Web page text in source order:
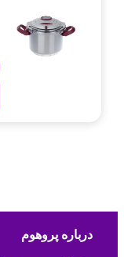
درباره پروهوم